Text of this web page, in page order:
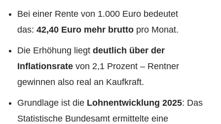
Bei einer Rente von 1.000 Euro bedeutet
das: 42,40 Euro mehr brutto pro Monat.
Die Erhöhung liegt deutlich über der
Inflationsrate von 2,1 Prozent – Rentner
gewinnen also real an Kaufkraft.
Grundlage ist die Lohnentwicklung 2025: Das
Statistische Bundesamt ermittelte eine